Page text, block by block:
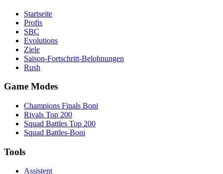
Startseite
Profis
SBC
Evolutions
Ziele
Saison-Fortschritt-Belohnungen
Rush
Game Modes
Champions Finals Boni
Rivals Top 200
Squad Battles Top 200
Squad Battles-Boni
Tools
Assistent